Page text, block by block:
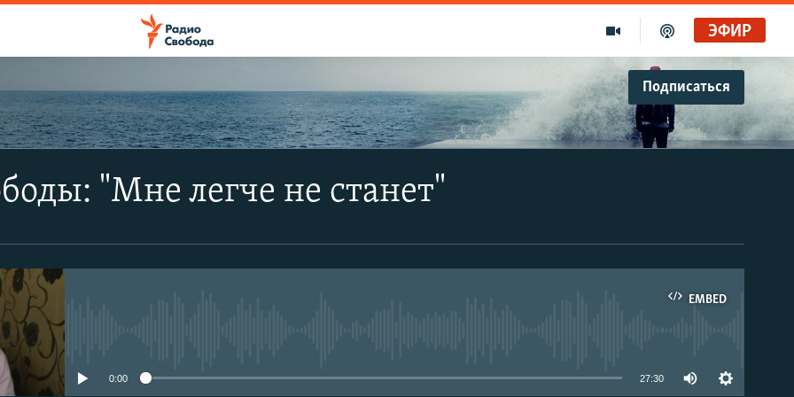
ЭФИР
Подписаться
SoundCloud
YouTube
"Мне легче не станет"
EMBED
0:00 27:30